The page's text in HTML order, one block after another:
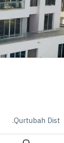
Qurtubah Dist.